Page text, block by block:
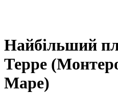
Найбільший
Терре
Маре)